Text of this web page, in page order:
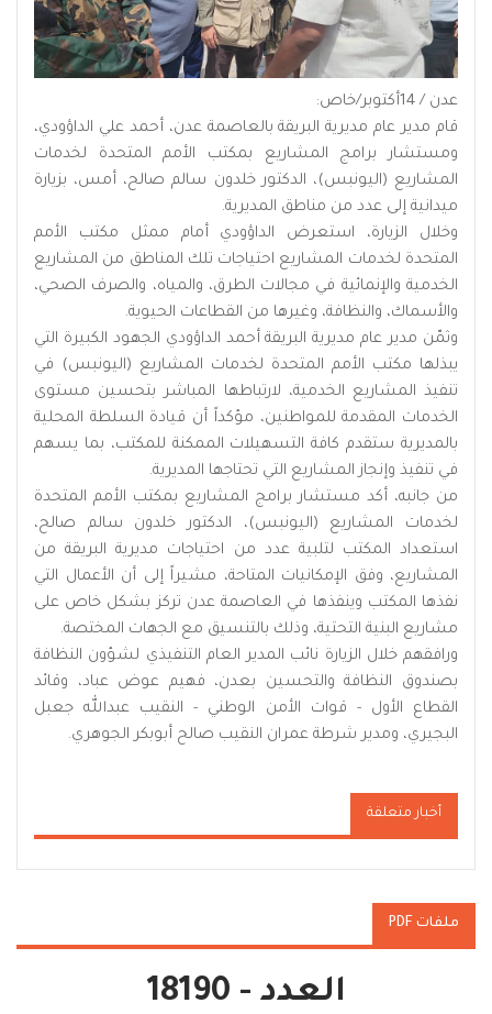
عدن / 14أكتوبر/خاص:
قام مدير عام مديرية البريقة بالعاصمة عدن، أحمد علي الداؤودي،
ومستشار برامج المشاريع بمكتب الأمم المتحدة لخدمات
المشاريع (اليونبس)، الدكتور خلدون سالم صالح، أمس، بزيارة
ميدانية إلى عدد من مناطق المديرية.
وخلال الزيارة، استعرض الداؤودي أمام ممثل مكتب الأمم
المتحدة لخدمات المشاريع احتياجات تلك المناطق من المشاريع
الخدمية والإنمائية في مجالات الطرق، والمياه، والصرف الصحي،
والأسماك، والنظافة، وغيرها من القطاعات الحيوية.
وثمّن مدير عام مديرية البريقة أحمد الداؤودي الجهود الكبيرة التي
يبذلها مكتب الأمم المتحدة لخدمات المشاريع (اليونبس) في
تنفيذ المشاريع الخدمية، لارتباطها المباشر بتحسين مستوى
الخدمات المقدمة للمواطنين، مؤكداً أن قيادة السلطة المحلية
بالمديرية ستقدم كافة التسهيلات الممكنة للمكتب، بما يسهم
في تنفيذ وإنجاز المشاريع التي تحتاجها المديرية.
من جانبه، أكد مستشار برامج المشاريع بمكتب الأمم المتحدة
لخدمات المشاريع (اليونبس)، الدكتور خلدون سالم صالح،
استعداد المكتب لتلبية عدد من احتياجات مديرية البريقة من
المشاريع، وفق الإمكانيات المتاحة، مشيراً إلى أن الأعمال التي
نفذها المكتب وينفذها في العاصمة عدن تركز بشكل خاص على
مشاريع البنية التحتية، وذلك بالتنسيق مع الجهات المختصة.
ورافقهم خلال الزيارة نائب المدير العام التنفيذي لشؤون النظافة
بصندوق النظافة والتحسين بعدن، فهيم عوض عباد، وقائد
القطاع الأول - قوات الأمن الوطني - النقيب عبدالله جعبل
البجيري، ومدير شرطة عمران النقيب صالح أبوبكر الجوهري.
أخبار متعلقة
ملفات PDF
العدد - 18190